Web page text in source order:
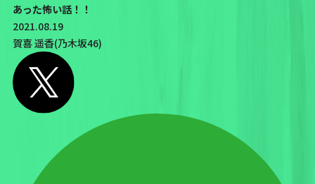
あった怖い話！！
2021.08.19
賀喜 遥香(乃木坂46)